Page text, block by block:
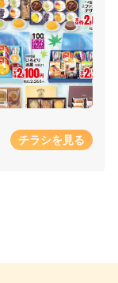
チラシを見る